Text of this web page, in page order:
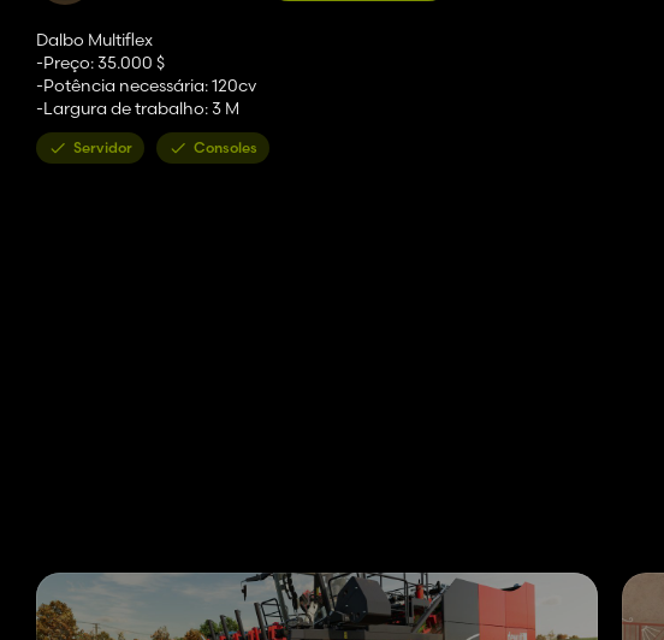
Dalbo Multiflex
-Preço: 35.000 $
-Potência necessária: 120cv
-Largura de trabalho: 3 M
Servidor Consoles